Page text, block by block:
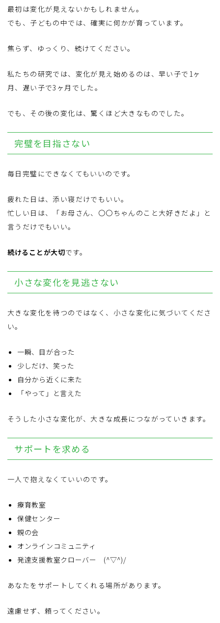
最初は変化が見えないかもしれません。
でも、子どもの中では、確実に何かが育っています。
焦らず、ゆっくり、続けてください。
私たちの研究では、変化が見え始めるのは、早い子で1ヶ
月、遅い子で3ヶ月でした。
でも、その後の変化は、驚くほど大きなものでした。
完璧を目指さない
毎日完璧にできなくてもいいのです。
疲れた日は、添い寝だけでもいい。
忙しい日は、「お母さん、〇〇ちゃんのこと大好きだよ」と
言うだけでもいい。
続けることが大切です。
小さな変化を見逃さない
大きな変化を待つのではなく、小さな変化に気づいてくださ
い。
一瞬、目が合った
少しだけ、笑った
自分から近くに来た
「やって」と言えた
そうした小さな変化が、大きな成長につながっていきます。
サポートを求める
一人で抱えなくていいのです。
療育教室
保健センター
親の会
オンラインコミュニティ
発達支援教室クローバー (^▽^)/
あなたをサポートしてくれる場所があります。
遠慮せず、頼ってください。